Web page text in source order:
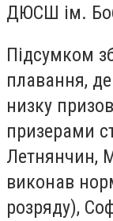
ДЮСШ ім.
Підсумком
плавання,
низку
призерами
Летнянчин,
виконав
розряду),